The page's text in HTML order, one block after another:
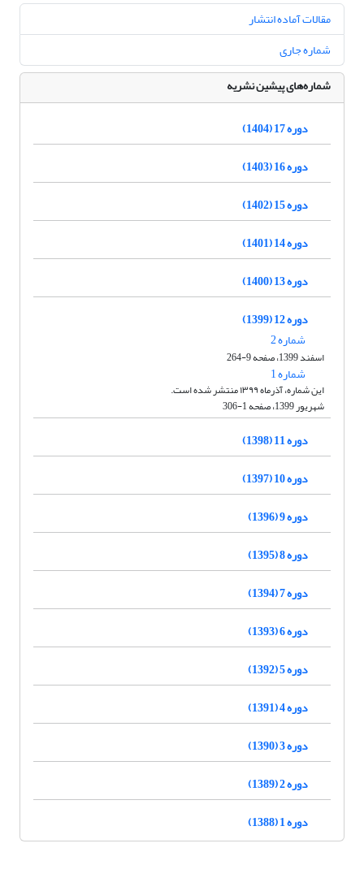
مقالات آماده انتشار
شماره جاری
شماره‌های پیشین نشریه
دوره 17 (1404)
دوره 16 (1403)
دوره 15 (1402)
دوره 14 (1401)
دوره 13 (1400)
دوره 12 (1399)
شماره 2
اسفند 1399، صفحه 9-264
شماره 1
این شماره، آذرماه ۱۳۹۹ منتشر شده است.
شهریور 1399، صفحه 1-306
دوره 11 (1398)
دوره 10 (1397)
دوره 9 (1396)
دوره 8 (1395)
دوره 7 (1394)
دوره 6 (1393)
دوره 5 (1392)
دوره 4 (1391)
دوره 3 (1390)
دوره 2 (1389)
دوره 1 (1388)